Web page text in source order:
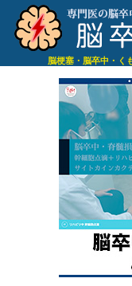
脳梗塞・脳卒中・く